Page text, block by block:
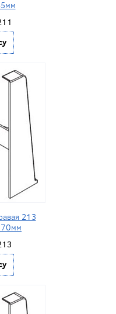
213
70мм